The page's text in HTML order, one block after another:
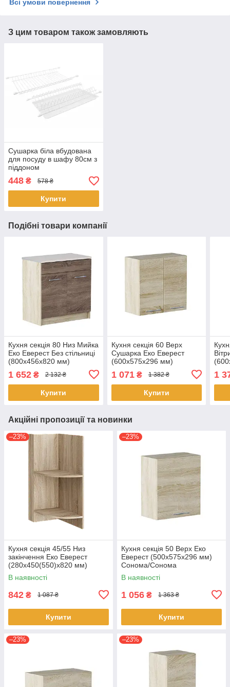
Всі умови повернення
З цим товаром також замовляють
Сушарка біла вбудована
для посуду в шафу 80см з
піддоном
448 ₴ 578 ₴
Купити
Подібні товари компанії
Кухня секція 80 Низ Мийка
Еко Еверест Без стільниці
(800х456х820 мм)
1 652 ₴ 2 132 ₴
Купити
Кухня секція 60 Верх
Сушарка Еко Еверест
(600х575х296 мм)
1 071₴ 1 382 ₴
Купити
1
Акційні пропозиції та новинки
–23%
Кухня секція 45/55 Низ
закінчення Еко Еверест
(280х450(550)х820 мм)
Сонома
В наявності
842 ₴ 1 087 ₴
Купити
–23%
Кухня секція 50 Верх Еко
Еверест (500х575х296 мм)
Сонома/Сонома
В наявності
1 056 ₴ 1 363 ₴
Купити
–23% –23%